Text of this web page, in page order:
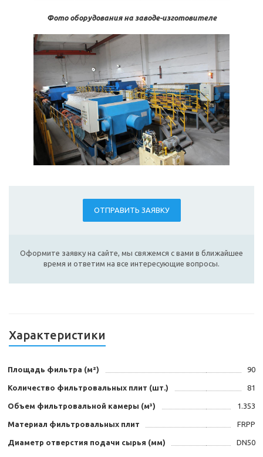
Фото оборудования на заводе-изготовителе
ОТПРАВИТЬ ЗАЯВКУ
Оформите заявку на сайте, мы свяжемся с вами в ближайшее
время и ответим на все интересующие вопросы.
Характеристики
Площадь фильтра (м²) 90
Количество фильтровальных плит (шт.) 81
Объем фильтровальной камеры (м³) 1.353
Материал фильтровальных плит FRPP
Диаметр отверстия подачи сырья (мм) DN50